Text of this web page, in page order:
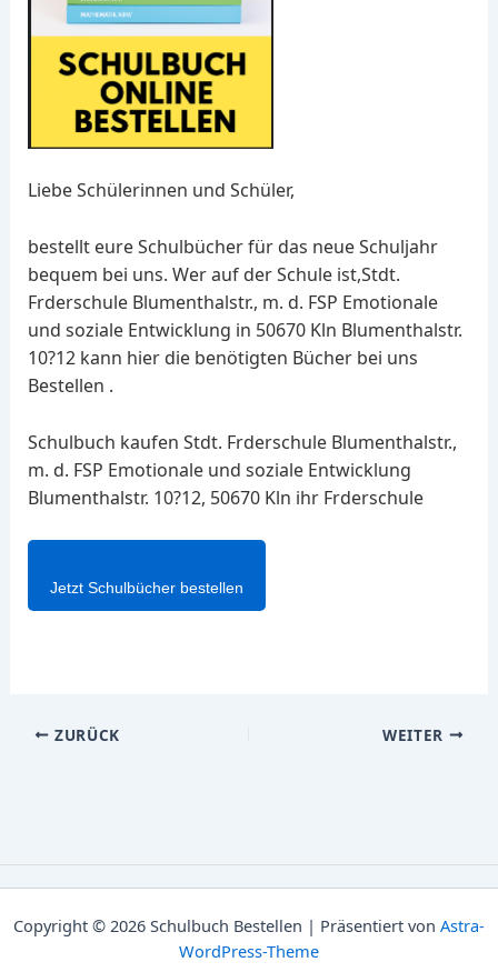
Liebe Schülerinnen und Schüler,
bestellt eure Schulbücher für das neue Schuljahr
bequem bei uns. Wer auf der Schule ist,Stdt.
Frderschule Blumenthalstr., m. d. FSP Emotionale
und soziale Entwicklung in 50670 Kln Blumenthalstr.
10?12 kann hier die benötigten Bücher bei uns
Bestellen .
Schulbuch kaufen Stdt. Frderschule Blumenthalstr.,
m. d. FSP Emotionale und soziale Entwicklung
Blumenthalstr. 10?12, 50670 Kln ihr Frderschule
Jetzt Schulbücher bestellen
ZURÜCK WEITER
Copyright © 2026 Schulbuch Bestellen | Präsentiert von Astra-
WordPress-Theme